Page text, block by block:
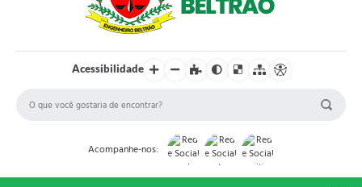
Acessibilidade
Acompanhe-nos: